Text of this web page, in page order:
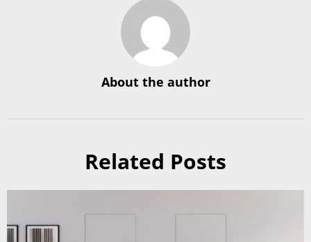
About the author
Related Posts